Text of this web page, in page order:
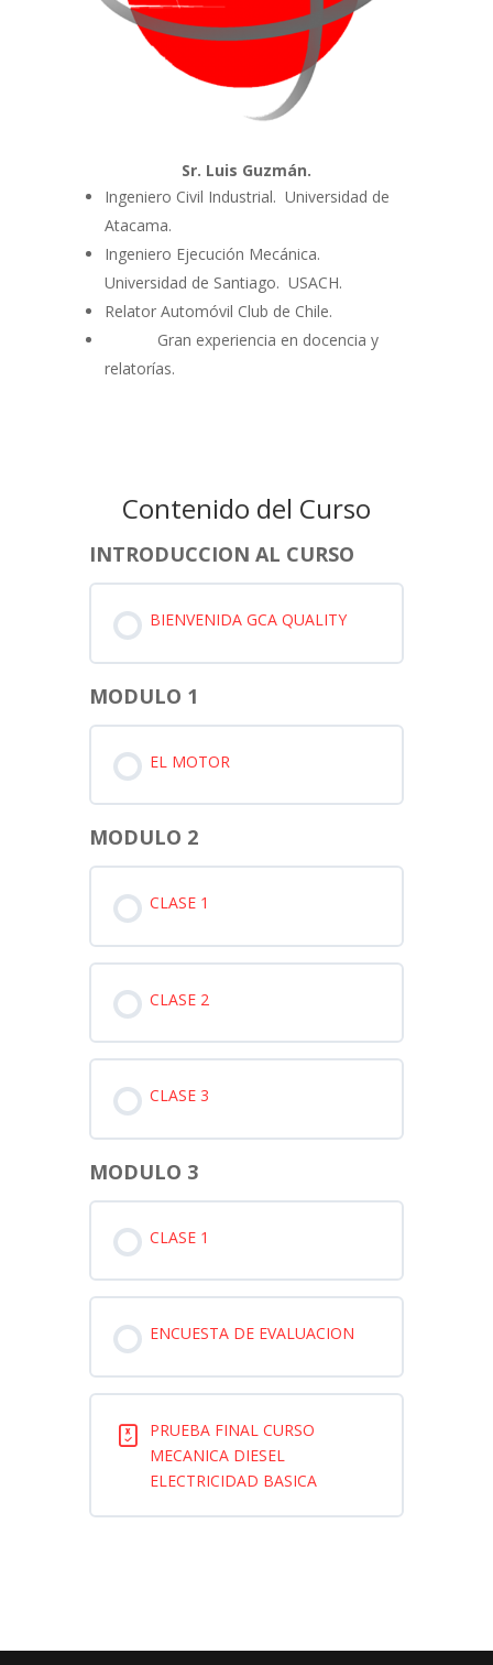
Sr. Luis Guzmán.
Ingeniero Civil Industrial. Universidad de
Atacama.
Ingeniero Ejecución Mecánica.
Universidad de Santiago. USACH.
Relator Automóvil Club de Chile.
Gran experiencia en docencia y
relatorías.
Contenido del Curso
INTRODUCCION AL CURSO
BIENVENIDA GCA QUALITY
MODULO 1
EL MOTOR
MODULO 2
CLASE 1
CLASE 2
CLASE 3
MODULO 3
CLASE 1
ENCUESTA DE EVALUACION
PRUEBA FINAL CURSO
MECANICA DIESEL
ELECTRICIDAD BASICA